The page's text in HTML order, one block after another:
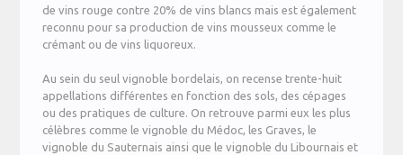
de vins rouge contre 20% de vins blancs mais est également
reconnu pour sa production de vins mousseux comme le
crémant ou de vins liquoreux.
Au sein du seul vignoble bordelais, on recense trente-huit
appellations différentes en fonction des sols, des cépages
ou des pratiques de culture. On retrouve parmi eux les plus
célèbres comme le vignoble du Médoc, les Graves, le
vignoble du Sauternais ainsi que le vignoble du Libournais et